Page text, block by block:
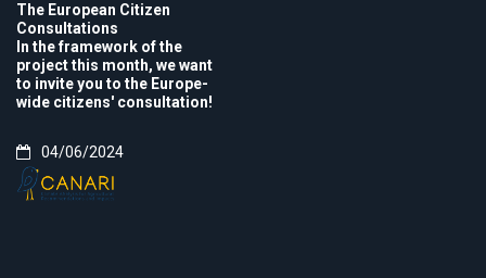
The European Citizen
Consultations
In the framework of the
project this month, we want
to invite you to the Europe-
wide citizens' consultation!
04/06/2024